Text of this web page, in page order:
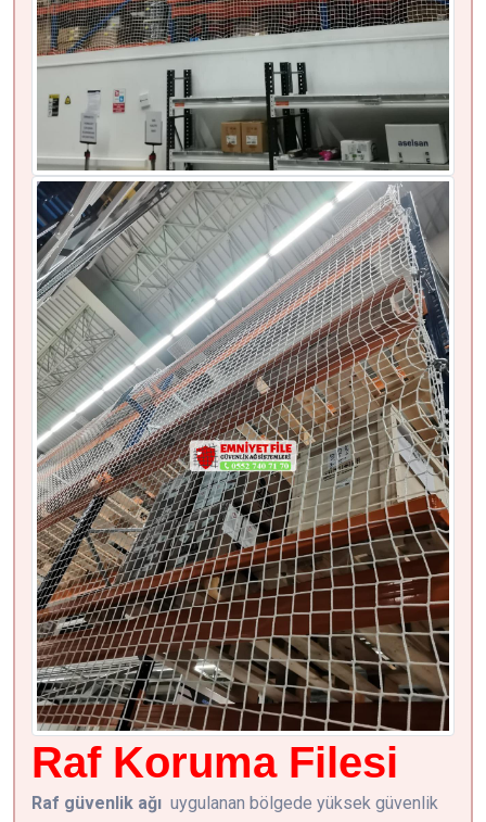
Raf Koruma Filesi
Raf güvenlik ağı uygulanan bölgede yüksek güvenlik